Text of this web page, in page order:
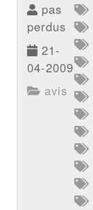
pas
perdus
21-
04-2009
avis